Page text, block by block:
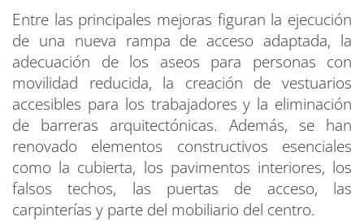
Entre las principales mejoras figuran la ejecución
de una nueva rampa de acceso adaptada, la
adecuación de los aseos para personas con
movilidad reducida, la creación de vestuarios
accesibles para los trabajadores y la eliminación
de barreras arquitectónicas. Además, se han
renovado elementos constructivos esenciales
como la cubierta, los pavimentos interiores, los
falsos techos, las puertas de acceso, las
carpinterías y parte del mobiliario del centro.